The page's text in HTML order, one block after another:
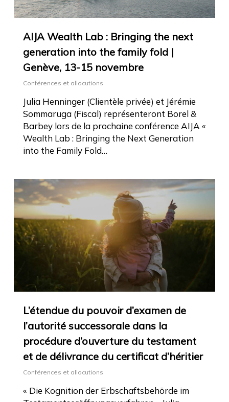
AIJA Wealth Lab : Bringing the next
generation into the family fold |
Genève, 13-15 novembre
Conférences et allocutions
Julia Henninger (Clientèle privée) et Jérémie
Sommaruga (Fiscal) représenteront Borel &
Barbey lors de la prochaine conférence AIJA «
Wealth Lab : Bringing the Next Generation
into the Family Fold…
L’étendue du pouvoir d’examen de
l’autorité successorale dans la
procédure d’ouverture du testament
et de délivrance du certificat d’héritier
Conférences et allocutions
« Die Kognition der Erbschaftsbehörde im